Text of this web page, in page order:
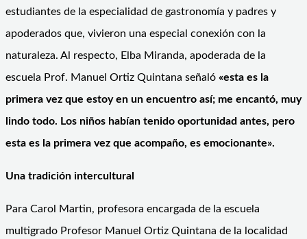
estudiantes de la especialidad de gastronomía y padres y
apoderados que, vivieron una especial conexión con la
naturaleza. Al respecto, Elba Miranda, apoderada de la
escuela Prof. Manuel Ortiz Quintana señaló «esta es la
primera vez que estoy en un encuentro así; me encantó, muy
lindo todo. Los niños habían tenido oportunidad antes, pero
esta es la primera vez que acompaño, es emocionante».
Una tradición intercultural
Para Carol Martin, profesora encargada de la escuela
multigrado Profesor Manuel Ortiz Quintana de la localidad